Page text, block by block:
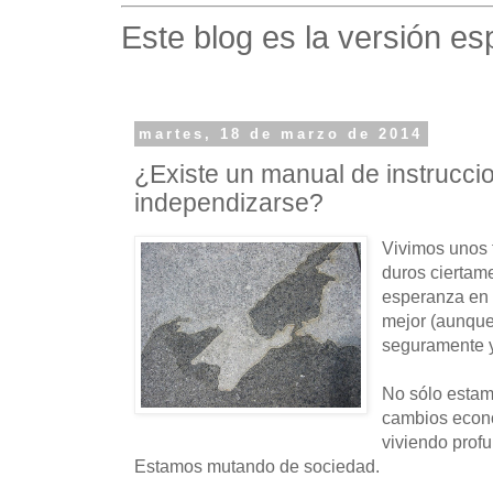
Este blog es la versión
martes, 18 de marzo de 2014
¿Existe un manual de
independizarse?
Vivimos unos
duros
esperanza
mejor
seguramente
No sólo
cambios
viviendo
Estamos mutando de sociedad.